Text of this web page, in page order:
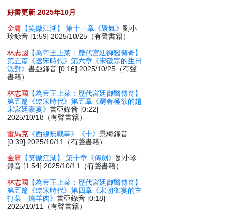
好書更新 2025年10月
金庸 【笑傲江湖】 第十一章《聚氣》劉小
珍錄音 [1:59] 2025/10/25（有聲書籍）
林志國
【為帝王上菜：歷代宮廷御醫傳奇】
第五篇《遼宋時代》第六章《宋徽宗的生日
派對》書亞錄音 [0:16] 2025/10/25（有聲
書籍）
林志國
【為帝王上菜：歷代宮廷御醫傳奇】
第五篇《遼宋時代》第五章《窮奢極欲的趙
宋宮廷豪宴》書亞錄音 [0:22]
2025/10/18（有聲書籍）
雷馬克 《西線無戰事》《十》景梅錄音
[0:39] 2025/10/11（有聲書籍）
金庸 【笑傲江湖】 第十章《傳劍》劉小珍
錄音 [1:54] 2025/10/11（有聲書籍）
林志國
【為帝王上菜：歷代宮廷御醫傳奇】
第五篇《遼宋時代》第四章《宋朝御宴的主
打菜—燒羊肉》書亞錄音 [0:18]
2025/10/11（有聲書籍）